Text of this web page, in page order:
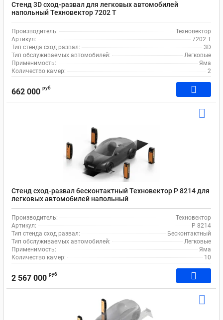
Стенд 3D сход-развал для легковых автомобилей
напольный Техновектор 7202 T
Производитель:
Техновектор
Артикул:
7202 T
Тип стенда сход развал:
3D
Тип обслуживаемых автомобилей:
Легковые
Применимость:
Яма
Количество камер:
2
662 000 руб
Стенд сход-развал бесконтактный Техновектор P 8214 для
легковых автомобилей напольный
Производитель:
Техновектор
Артикул:
P 8214
Тип стенда сход развал:
Бесконтактный
Тип обслуживаемых автомобилей:
Легковые
Применимость:
Яма
Количество камер:
10
2 567 000 руб